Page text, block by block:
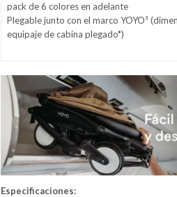
pack de 6 colores en adelante
Plegable junto con el marco YOYO³
equipaje de cabina plegado*)
Especificaciones: